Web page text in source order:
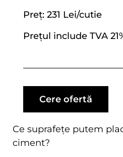
Preț: 231 Lei/cutie
Prețul include TVA
Cere ofertă
Ce suprafețe putem
ciment?